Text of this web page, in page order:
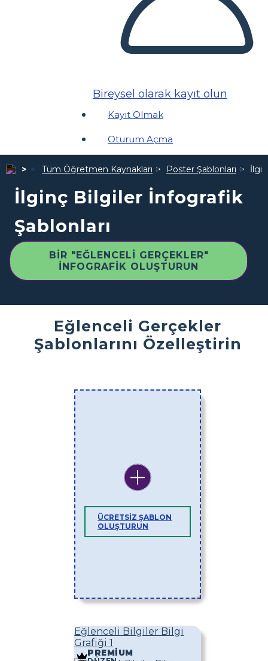
Bireysel olarak kayıt olun
Kayıt Olmak
Oturum Açma
Tüm Öğretmen Kaynakları Poster Şablonları
İlginç Bilgiler İnfografik
Şablonları
BIR "EĞLENCELI GERÇEKLER"
İNFOGRAFIK OLUŞTURUN
Eğlenceli Gerçekler
Şablonlarını Özelleştirin
ÜCRETSIZ ŞABLON
OLUŞTURUN
Eğlenceli Bilgiler Bilgi
Grafiği 1
PREMIUM